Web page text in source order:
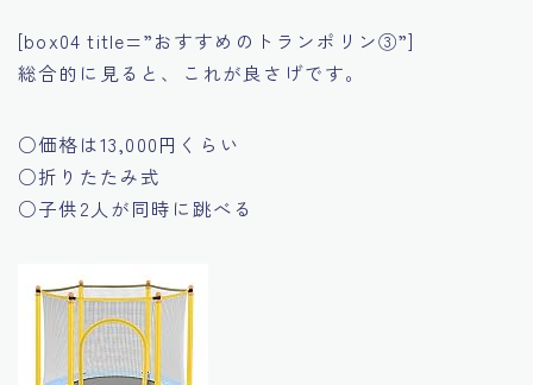
[box04 title=”おすすめのトランポリン③”]
総合的に見ると、これが良さげです。
○価格は13,000円くらい
○折りたたみ式
○子供2人が同時に跳べる